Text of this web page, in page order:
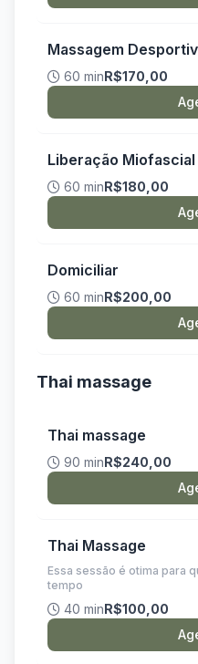
Massagem
60 minR$170,00
Liberação Miofascial
60 minR$180,00
Domiciliar
60 minR$200,00
Thai massage
Thai massage
90 minR$240,00
Thai Massage
Essa sessão é otima para
tempo
40 minR$100,00